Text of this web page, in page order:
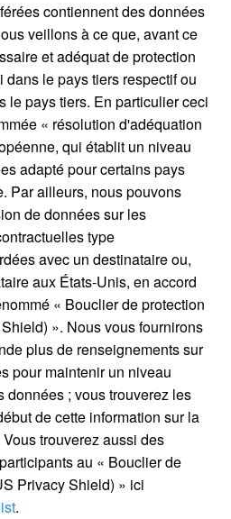
contiennent des données
veillons à ce que, avant ce
et adéquat de protection
le pays tiers respectif ou
le pays tiers. En particulier ceci
« résolution d'adéquation
qui établit un niveau
adapté pour certains pays
Par ailleurs, nous pouvons
de données sur les
type
avec un destinataire ou,
aux États-Unis, en accord
« Bouclier de protection
». Nous vous fournirons
plus de renseignements sur
pour maintenir un niveau
données ; vous trouverez les
de cette information sur la
trouverez aussi des
au « Bouclier de
Privacy Shield) » ici
.